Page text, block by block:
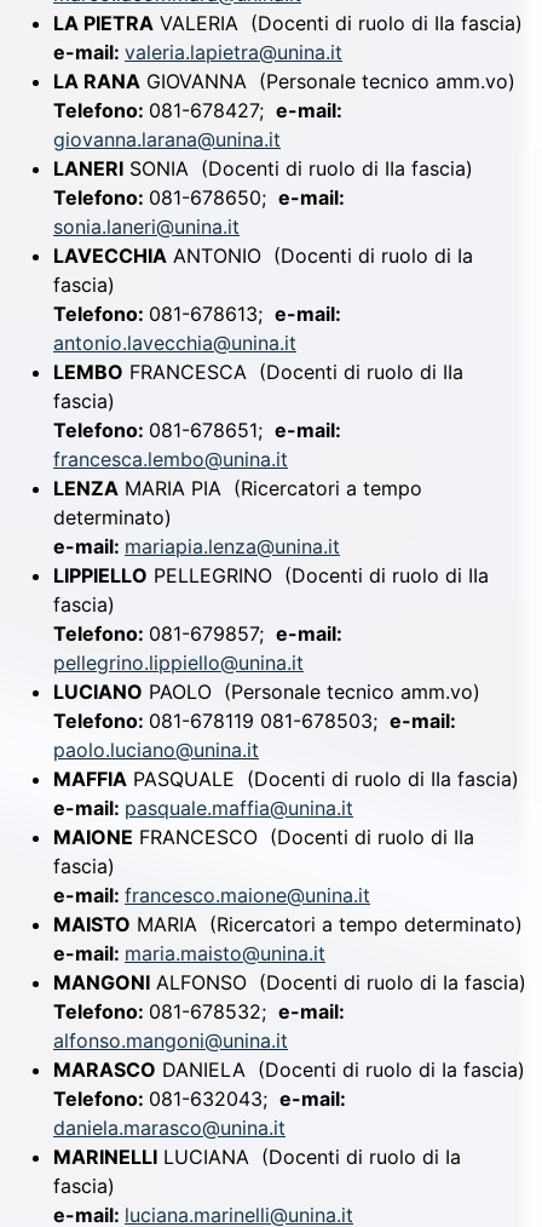
LA PIETRA VALERIA (Docenti di ruolo di IIa fascia)
e-mail: valeria.lapietra@unina.it
LA RANA GIOVANNA (Personale tecnico amm.vo)
Telefono: 081-678427; e-mail:
giovanna.larana@unina.it
LANERI SONIA (Docenti di ruolo di IIa fascia)
Telefono: 081-678650; e-mail:
sonia.laneri@unina.it
LAVECCHIA ANTONIO (Docenti di ruolo di Ia
fascia)
Telefono: 081-678613; e-mail:
antonio.lavecchia@unina.it
LEMBO FRANCESCA (Docenti di ruolo di IIa
fascia)
Telefono: 081-678651; e-mail:
francesca.lembo@unina.it
LENZA MARIA PIA (Ricercatori a tempo
determinato)
e-mail: mariapia.lenza@unina.it
LIPPIELLO PELLEGRINO (Docenti di ruolo di IIa
fascia)
Telefono: 081-679857; e-mail:
pellegrino.lippiello@unina.it
LUCIANO PAOLO (Personale tecnico amm.vo)
Telefono: 081-678119 081-678503; e-mail:
paolo.luciano@unina.it
MAFFIA PASQUALE (Docenti di ruolo di IIa fascia)
e-mail: pasquale.maffia@unina.it
MAIONE FRANCESCO (Docenti di ruolo di IIa
fascia)
e-mail: francesco.maione@unina.it
MAISTO MARIA (Ricercatori a tempo determinato)
e-mail: maria.maisto@unina.it
MANGONI ALFONSO (Docenti di ruolo di Ia fascia)
Telefono: 081-678532; e-mail:
alfonso.mangoni@unina.it
MARASCO DANIELA (Docenti di ruolo di Ia fascia)
Telefono: 081-632043; e-mail:
daniela.marasco@unina.it
MARINELLI LUCIANA (Docenti di ruolo di Ia
fascia)
e-mail: luciana.marinelli@unina.it